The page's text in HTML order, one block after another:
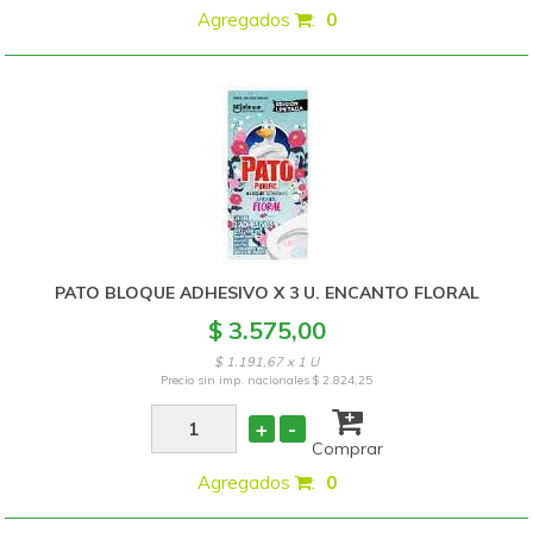
Agregados : 0
PATO BLOQUE ADHESIVO X 3 U. ENCANTO FLORAL
$ 3.575,00
$ 1.191,67 x 1 U
Precio sin imp. nacionales$ 2.824,25
+ -
Comprar
Agregados : 0